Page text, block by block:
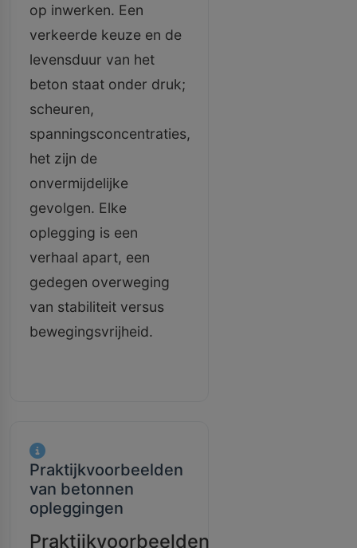
op inwerken. Een
verkeerde keuze en de
levensduur van het
beton staat onder druk;
scheuren,
spanningsconcentraties,
het zijn de
onvermijdelijke
gevolgen. Elke
oplegging is een
verhaal apart, een
gedegen overweging
van stabiliteit versus
bewegingsvrijheid.
Praktijkvoorbeelden
van betonnen
opleggingen
Praktijkvoorbeelden